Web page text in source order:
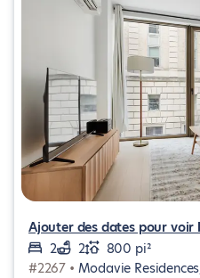
Ajouter des dates pour voir
2
2
800 pi²
#2267 • Modavie